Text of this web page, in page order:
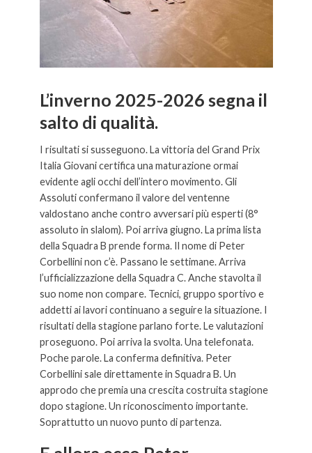
L’inverno 2025-2026 segna il
salto di qualità.
I risultati si susseguono. La vittoria del Grand Prix
Italia Giovani certifica una maturazione ormai
evidente agli occhi dell’intero movimento. Gli
Assoluti confermano il valore del ventenne
valdostano anche contro avversari più esperti (8°
assoluto in slalom). Poi arriva giugno. La prima lista
della Squadra B prende forma. Il nome di Peter
Corbellini non c’è. Passano le settimane. Arriva
l’ufficializzazione della Squadra C. Anche stavolta il
suo nome non compare. Tecnici, gruppo sportivo e
addetti ai lavori continuano a seguire la situazione. I
risultati della stagione parlano forte. Le valutazioni
proseguono. Poi arriva la svolta. Una telefonata.
Poche parole. La conferma definitiva. Peter
Corbellini sale direttamente in Squadra B. Un
approdo che premia una crescita costruita stagione
dopo stagione. Un riconoscimento importante.
Soprattutto un nuovo punto di partenza.